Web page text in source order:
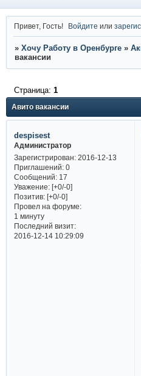
Привет, Гость! Войдите или
» Хочу Работу в Оренбурге »
вакансии
Авито вакансии
Страница: 1
despisest
Администратор
Зарегистрирован: 2016-12-13
Приглашений:0
Сообщений:17
Уважение: [+0/-0]
Позитив: [+0/-0]
Провел на форуме:
1 минуту
Последний визит:
2016-12-14 10:29:09